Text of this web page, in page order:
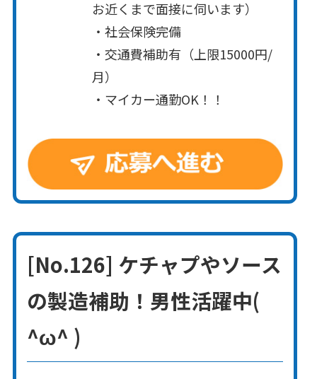
お近くまで面接に伺います）
・社会保険完備
・交通費補助有（上限15000円/
月）
・マイカー通勤OK！！
[No.126] ケチャプやソース
の製造補助！男性活躍中(
^ω^ )